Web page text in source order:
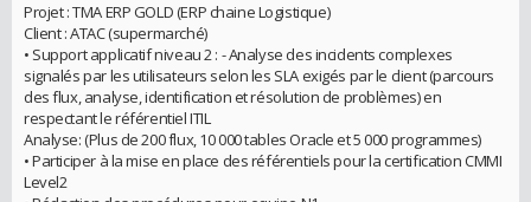
Projet : TMA ERP GOLD (ERP chaine Logistique)
Client : ATAC (supermarché)
• Support applicatif niveau 2 : - Analyse des incidents complexes
signalés par les utilisateurs selon les SLA exigés par le client (parcours
des flux, analyse, identification et résolution de problèmes) en
respectant le référentiel ITIL
Analyse: (Plus de 200 flux, 10 000 tables Oracle et 5 000 programmes)
• Participer à la mise en place des référentiels pour la certification CMMI
Level2